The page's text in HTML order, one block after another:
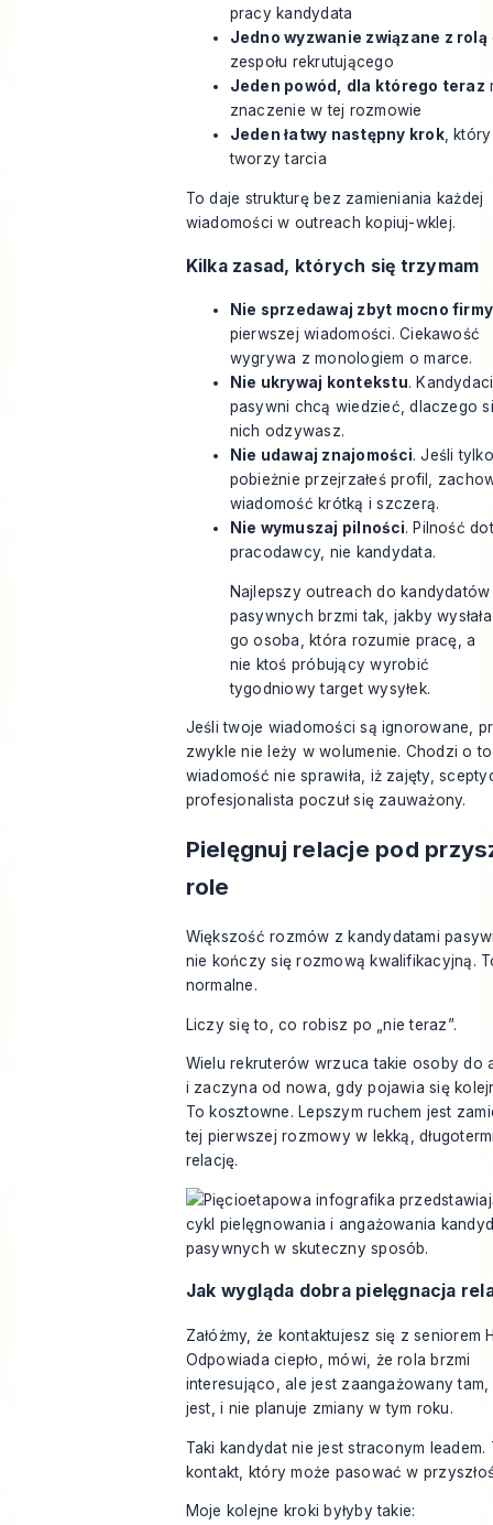
pracy kandydata
Jedno wyzwanie związane z rolą
zespołu rekrutującego
Jeden powód, dla którego teraz
znaczenie w tej rozmowie
Jeden łatwy następny krok,
tworzy tarcia
To daje strukturę bez zamieniania każdej
wiadomości w outreach kopiuj-wklej.
Kilka zasad, których się trzymam
Nie sprzedawaj zbyt mocno firmy
pierwszej wiadomości. Ciekawość
wygrywa z monologiem o marce.
Nie ukrywaj kontekstu. Kandydaci
pasywni chcą wiedzieć, dlaczego
nich odzywasz.
Nie udawaj znajomości. Jeśli tylko
pobieżnie przejrzałeś profil,
wiadomość krótką i szczerą.
Nie wymuszaj pilności. Pilność
pracodawcy, nie kandydata.
Najlepszy outreach do kandydatów
pasywnych brzmi tak, jakby wysłała
go osoba, która rozumie pracę, a
nie ktoś próbujący wyrobić
tygodniowy target wysyłek.
Jeśli twoje wiadomości są ignorowane,
zwykle nie leży w wolumenie. Chodzi o
wiadomość nie sprawiła, iż zajęty,
profesjonalista poczuł się zauważony.
Pielęgnuj relacje pod
role
Większość rozmów z kandydatami
nie kończy się rozmową kwalifikacyjną.
normalne.
Liczy się to, co robisz po „nie teraz”.
Wielu rekruterów wrzuca takie osoby do
i zaczyna od nowa, gdy pojawia się
To kosztowne. Lepszym ruchem jest
tej pierwszej rozmowy w lekką,
relację.
Jak wygląda dobra pielęgnacja
Załóżmy, że kontaktujesz się z seniorem
Odpowiada ciepło, mówi, że rola brzmi
interesująco, ale jest zaangażowany tam,
jest, i nie planuje zmiany w tym roku.
Taki kandydat nie jest straconym leadem.
kontakt, który może pasować w
Moje kolejne kroki byłyby takie: